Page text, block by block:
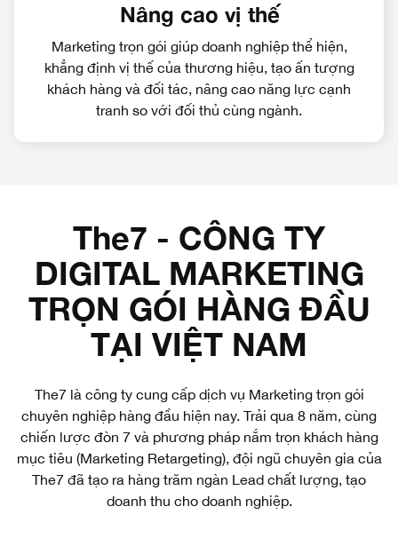
Nâng cao vị thế
Marketing trọn gói giúp doanh nghiệp thể hiện,
khẳng định vị thế của thương hiệu, tạo ấn tượng
khách hàng và đối tác, nâng cao năng lực cạnh
tranh so với đối thủ cùng ngành.
The7 - CÔNG TY
DIGITAL MARKETING
TRỌN GÓI HÀNG ĐẦU
TẠI VIỆT NAM
The7 là công ty cung cấp dịch vụ Marketing trọn gói
chuyên nghiệp hàng đầu hiện nay. Trải qua 8 năm, cùng
chiến lược đòn 7 và phương pháp nắm trọn khách hàng
mục tiêu (Marketing Retargeting), đội ngũ chuyên gia của
The7 đã tạo ra hàng trăm ngàn Lead chất lượng, tạo
doanh thu cho doanh nghiệp.